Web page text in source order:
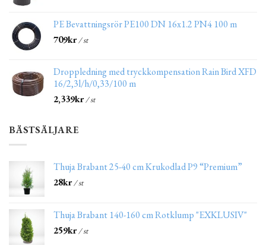
PE Bevattningsrör PE100 DN 16x1.2 PN4 100 m
709kr/ st
Droppledning med tryckkompensation Rain Bird XFD
16/2,3l/h/0,33/100 m
2,339kr/ st
BÄSTSÄLJARE
Thuja Brabant 25-40 cm Krukodlad P9 “Premium”
28kr/ st
Thuja Brabant 140-160 cm Rotklump "EXKLUSIV"
259kr/ st